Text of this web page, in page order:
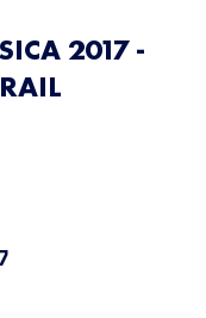
2017 -